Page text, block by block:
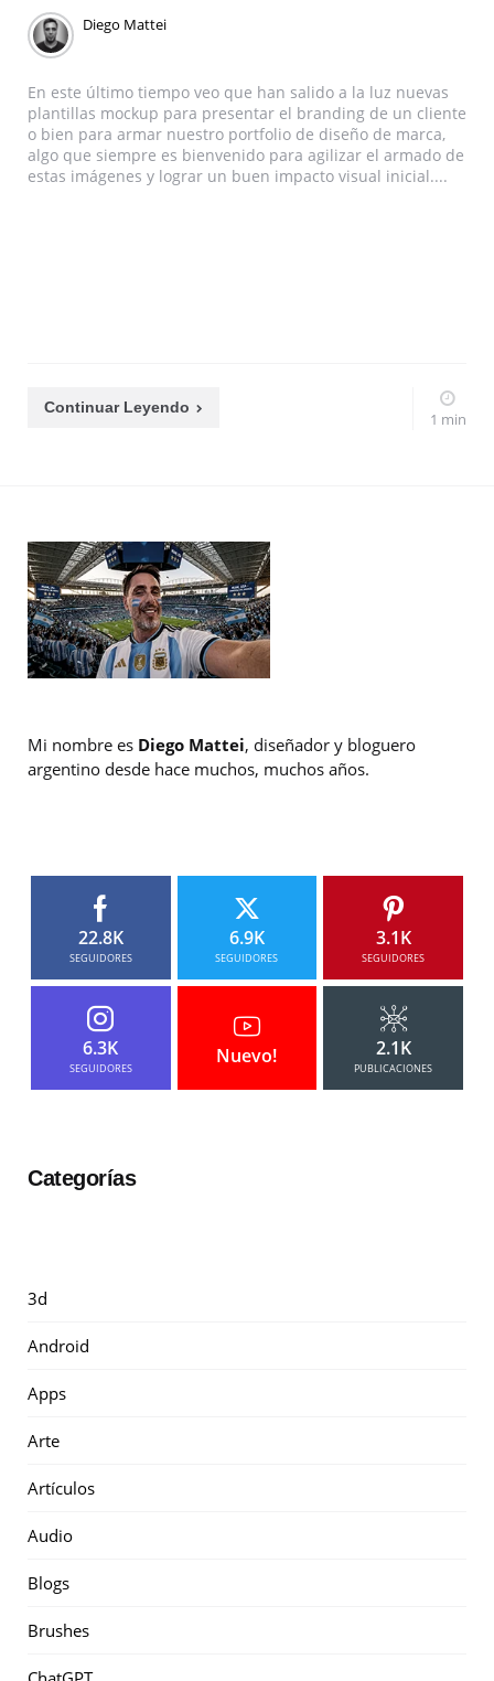
Diego Mattei
En este último tiempo veo que han salido a la luz nuevas
plantillas mockup para presentar el branding de un cliente
o bien para armar nuestro portfolio de diseño de marca,
algo que siempre es bienvenido para agilizar el armado de
estas imágenes y lograr un buen impacto visual inicial....
Continuar Leyendo
1 min
Mi nombre es Diego Mattei, diseñador y bloguero
argentino desde hace muchos, muchos años.
22.8K
SEGUIDORES
6.9K
SEGUIDORES
3.1K
SEGUIDORES
6.3K
SEGUIDORES
Nuevo! 2.1K
PUBLICACIONES
Categorías
3d
Android
Apps
Arte
Artículos
Audio
Blogs
Brushes